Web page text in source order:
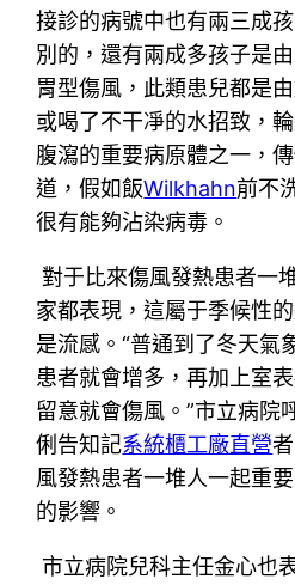
接診的病號中也有兩三成
別的，還有兩成多孩子是
胃型傷風，此類患兒都是
或喝了不干凈的水招致，
腹瀉的重要病原體之一，
道，假如飯Wilkhahn前不
很有能夠沾染病毒。
對于比來傷風發熱患者一
家都表現，這屬于季候性
是流感。“普通到了冬天氣
患者就會增多，再加上室
留意就會傷風。”市立病院
俐告知記系統櫃工廠直營
風發熱患者一堆人一起重
的影響。
市立病院兒科主任金心也